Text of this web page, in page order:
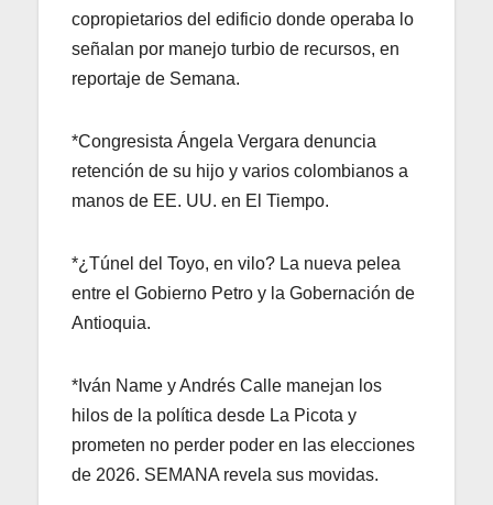
copropietarios del edificio donde operaba lo
señalan por manejo turbio de recursos, en
reportaje de Semana.
*Congresista Ángela Vergara denuncia
retención de su hijo y varios colombianos a
manos de EE. UU. en El Tiempo.
*¿Túnel del Toyo, en vilo? La nueva pelea
entre el Gobierno Petro y la Gobernación de
Antioquia.
*Iván Name y Andrés Calle manejan los
hilos de la política desde La Picota y
prometen no perder poder en las elecciones
de 2026. SEMANA revela sus movidas.